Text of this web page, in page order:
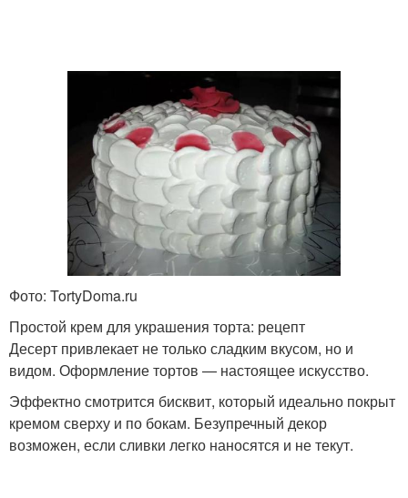
Фото: TortyDoma.ru
Простой крем для украшения торта: рецепт
Десерт привлекает не только сладким вкусом, но и
видом. Оформление тортов — настоящее искусство.
Эффектно смотрится бисквит, который идеально покрыт
кремом сверху и по бокам. Безупречный декор
возможен, если сливки легко наносятся и не текут.